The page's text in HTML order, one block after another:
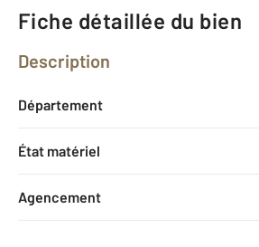
Fiche détaillée du bien
Description
Département
État matériel
Agencement